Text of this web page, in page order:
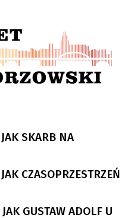
SKARB NA
CZASOPRZESTRZEŃ
GUSTAW ADOLF U